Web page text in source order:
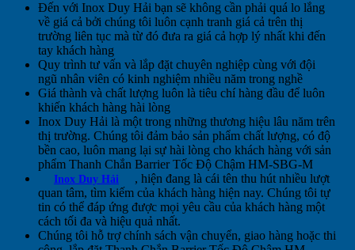
Đến với Inox Duy Hải bạn sẽ không cần phải quá lo lắng
về giá cả bởi chúng tôi luôn cạnh tranh giá cả trên thị
trường liên tục mà từ đó đưa ra giá cả hợp lý nhất khi đến
tay khách hàng
Quy trình tư vấn và lắp đặt chuyên nghiệp cùng với đội
ngũ nhân viên có kinh nghiệm nhiều năm trong nghề
Giá thành và chất lượng luôn là tiêu chí hàng đầu để luôn
khiến khách hàng hài lòng
Inox Duy Hải là một trong những thương hiệu lâu năm trên
thị trường. Chúng tôi đảm bảo sản phẩm chất lượng, có độ
bền cao, luôn mang lại sự hài lòng cho khách hàng với sản
phẩm Thanh Chắn Barrier Tốc Độ Chậm HM-SBG-M
Inox Duy Hải
, hiện đang là cái tên thu hút nhiều lượt
quan tâm, tìm kiếm của khách hàng hiện nay. Chúng tôi tự
tin có thể đáp ứng được mọi yêu cầu của khách hàng một
cách tối đa và hiệu quả nhất.
Chúng tôi hỗ trợ chính sách vận chuyển, giao hàng hoặc thi